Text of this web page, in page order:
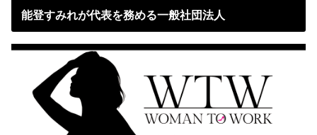
能登すみれが代表を務める一般社団法人